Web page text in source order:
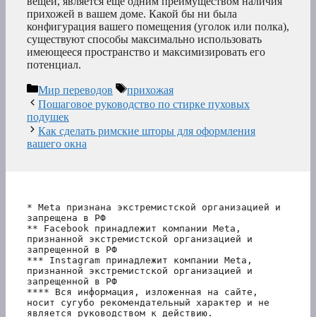
прихожей в вашем доме. Какой бы ни была
конфигурация вашего помещения (уголок или полка),
существуют способы максимально использовать
имеющееся пространство и максимизировать его
потенциал.
Рубрики
Мир переводов Метки
прихожая
Пошаговое руководство по стирке пуховых
подушек
Как сделать римские шторы для оформления
вашего окна
* Meta признана экстремистской организацией и
запрещена в РФ
** Facebook принадлежит компании Meta,
признанной экстремистской организацией и
запрещенной в РФ
*** Instagram принадлежит компании Meta,
признанной экстремистской организацией и
запрещенной в РФ
**** Вся информация, изложенная на сайте,
носит сугубо рекомендательный характер и не
является руководством к действию.